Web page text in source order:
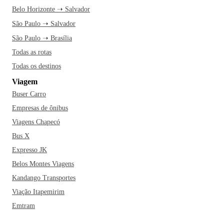
Belo Horizonte ➝ Salvador
São Paulo ➝ Salvador
São Paulo ➝ Brasília
Todas as rotas
Todas os destinos
Viagem
Buser Carro
Empresas de ônibus
Viagens Chapecó
Bus X
Expresso JK
Belos Montes Viagens
Kandango Transportes
Viação Itapemirim
Emtram